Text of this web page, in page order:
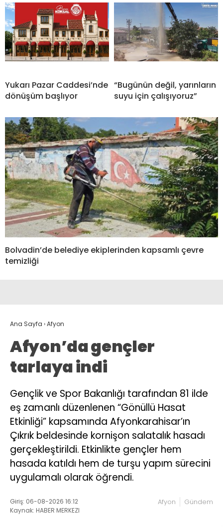
Yukarı Pazar Caddesi’nde
dönüşüm başlıyor
“Bugünün değil, yarınların
suyu için çalışıyoruz”
Bolvadin’de belediye ekiplerinden kapsamlı çevre
temizliği
Ana Sayfa ›Afyon
Afyon’da gençler
tarlaya indi
Gençlik ve Spor Bakanlığı tarafından 81 ilde
eş zamanlı düzenlenen “Gönüllü Hasat
Etkinliği” kapsamında Afyonkarahisar’ın
Çıkrık beldesinde kornişon salatalık hasadı
gerçekleştirildi. Etkinlikte gençler hem
hasada katıldı hem de turşu yapım sürecini
uygulamalı olarak öğrendi.
Giriş: 06-08-2026 16:12
Kaynak: HABER MERKEZI
Afyon Gündem